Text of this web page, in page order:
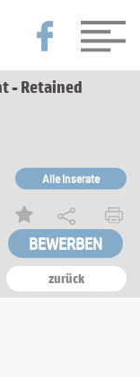
- Retained
zurück
Alle Inserate